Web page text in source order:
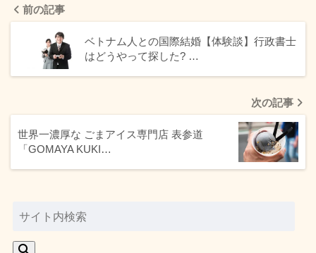
前の記事
ベトナム人との国際結婚【体験談】行政書士
はどうやって探した? …
次の記事
世界一濃厚な ごまアイス専門店 表参道
「GOMAYA KUKI…